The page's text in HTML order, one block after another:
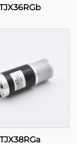
TJX38RGa